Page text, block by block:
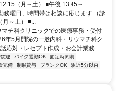
（月～土） ■午後 13:45～
曜日、時間帯は相談に応じます （診
月～土） ■...
チ科クリニックでの医療事務・受付
年5月開院の一般内科・リウマチ科ク
応対・レセプト作成・お会計業務...
迎 バイク通勤OK
固定時間制
完備 制服貸与 ブランクOK
駅近5分以内